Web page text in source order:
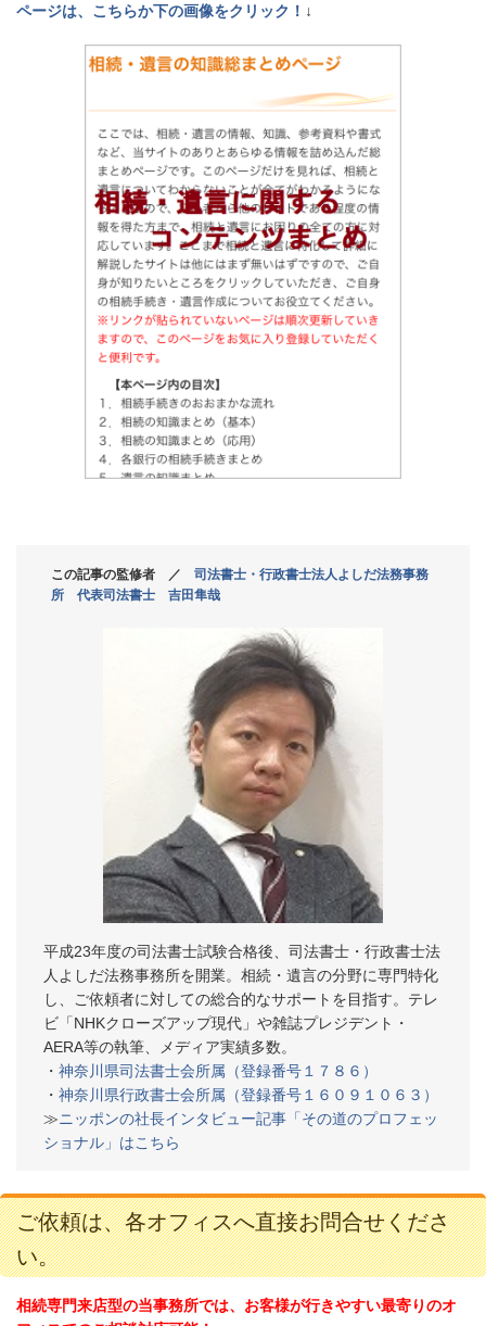
ページは、こちらか下の画像をクリック！ ↓
この記事の監修者 ／ 司法書士・行政書士法人よしだ法務事務
所 代表司法書士 吉田隼哉
平成23年度の司法書士試験合格後、司法書士・行政書士法
人よしだ法務事務所を開業。相続・遺言の分野に専門特化
し、ご依頼者に対しての総合的なサポートを目指す。テレ
ビ「NHKクローズアップ現代」や雑誌プレジデント・
AERA等の執筆、メディア実績多数。
・ 神奈川県司法書士会所属（登録番号１７８６）
・ 神奈川県行政書士会所属（登録番号１６０９１０６３）
≫ニッポンの社長インタビュー記事「その道のプロフェッ
ショナル」はこちら
ご依頼は、各オフィスへ直接お問合せくださ
い。
相続専門来店型の当事務所では、お客様が行きやすい最寄りのオ